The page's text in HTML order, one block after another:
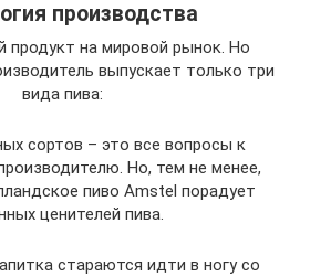
производства
продукт на мировой рынок. Но
выпускает только три
вида пива:
сортов – это все вопросы к
Но, тем не менее,
пиво Amstel порадует
ценителей пива.
стараются идти в ногу со